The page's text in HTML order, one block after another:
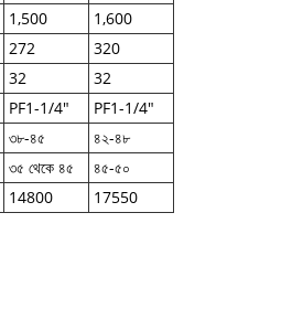
1,500
1,600
272 320
32
32
PF1-1/4"
PF1-1/4"
৩৮-৪৫
৪২-৪৮
৩৫ থেকে ৪৫
৪৫-৫০
14800 17550